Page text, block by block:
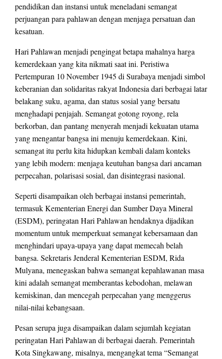
pendidikan dan instansi untuk meneladani semangat
perjuangan para pahlawan dengan menjaga persatuan dan
kesatuan.
Hari Pahlawan menjadi pengingat betapa mahalnya harga
kemerdekaan yang kita nikmati saat ini. Peristiwa
Pertempuran 10 November 1945 di Surabaya menjadi simbol
keberanian dan solidaritas rakyat Indonesia dari berbagai latar
belakang suku, agama, dan status sosial yang bersatu
menghadapi penjajah. Semangat gotong royong, rela
berkorban, dan pantang menyerah menjadi kekuatan utama
yang mengantar bangsa ini menuju kemerdekaan. Kini,
semangat itu perlu kita hidupkan kembali dalam konteks
yang lebih modern: menjaga keutuhan bangsa dari ancaman
perpecahan, polarisasi sosial, dan disintegrasi nasional.
Seperti disampaikan oleh berbagai instansi pemerintah,
termasuk Kementerian Energi dan Sumber Daya Mineral
(ESDM), peringatan Hari Pahlawan hendaknya dijadikan
momentum untuk memperkuat semangat kebersamaan dan
menghindari upaya-upaya yang dapat memecah belah
bangsa. Sekretaris Jenderal Kementerian ESDM, Rida
Mulyana, menegaskan bahwa semangat kepahlawanan masa
kini adalah semangat memberantas kebodohan, melawan
kemiskinan, dan mencegah perpecahan yang menggerus
nilai-nilai kebangsaan.
Pesan serupa juga disampaikan dalam sejumlah kegiatan
peringatan Hari Pahlawan di berbagai daerah. Pemerintah
Kota Singkawang, misalnya, mengangkat tema “Semangat